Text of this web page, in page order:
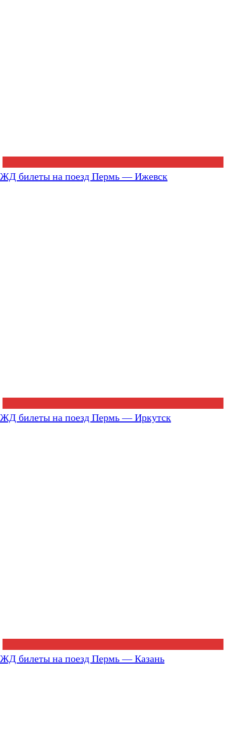
ЖД билеты на поезд Пермь — Ижевск
ЖД билеты на поезд Пермь — Иркутск
ЖД билеты на поезд Пермь — Казань